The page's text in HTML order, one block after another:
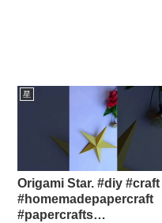
星
Origami Star. #diy #craft
#homemadepapercraft
#papercrafts